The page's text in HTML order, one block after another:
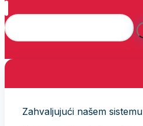
Zahvaljujući našem